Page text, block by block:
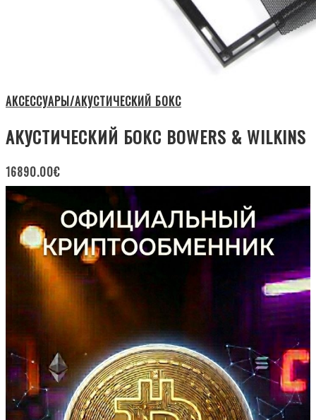
АКСЕССУАРЫ/АКУСТИЧЕСКИЙ БОКС
АКУСТИЧЕСКИЙ БОКС BOWERS & WILKINS
16890.00€